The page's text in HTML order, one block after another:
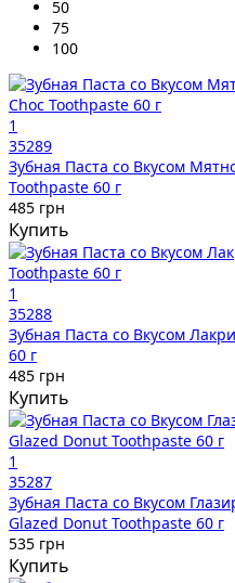
50
75
100
1
35289
Зубная Паста со Вкусом
Toothpaste 60 г
485 грн
Купить
1
35288
Зубная Паста со Вкусом
60 г
485 грн
Купить
1
35287
Зубная Паста со Вкусом
Glazed Donut Toothpaste 60 г
535 грн
Купить